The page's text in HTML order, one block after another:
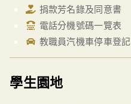
捐款芳名錄及同意書
電話分機號碼一覽表
教職員汽機車停車登記
學生園地